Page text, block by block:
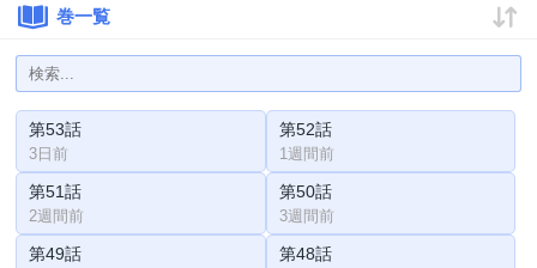
巻一覧
第53話
3日前
第52話
1週間前
第51話
2週間前
第50話
3週間前
第49話 第48話